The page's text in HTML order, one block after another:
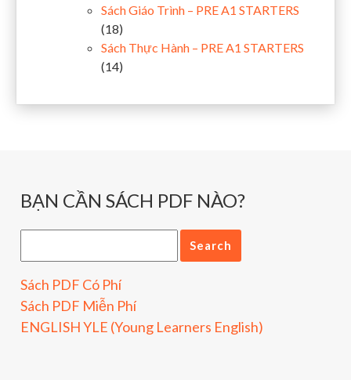
Sách Giáo Trình – PRE A1 STARTERS
(18)
Sách Thực Hành – PRE A1 STARTERS
(14)
BẠN CẦN SÁCH PDF NÀO?
Sách PDF Có Phí
Sách PDF Miễn Phí
ENGLISH YLE (Young Learners English)